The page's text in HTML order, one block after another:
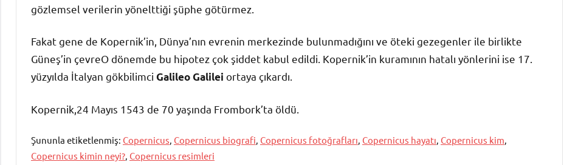
gözlemsel verilerin yönelttiği şüphe götürmez.
Fakat gene de Kopernik’in, Dünya’nın evrenin merkezinde bulunmadığını ve öteki gezegenler ile birlikte
Güneş’in çevreO dönemde bu hipotez çok şiddet kabul edildi. Kopernik’in kuramının hatalı yönlerini ise 17.
yüzyılda İtalyan gökbilimci Galileo Galilei ortaya çıkardı.
Kopernik,24 Mayıs 1543 de 70 yaşında Frombork’ta öldü.
Şununla etiketlenmiş: Copernicus, Copernicus biografi, Copernicus fotoğrafları, Copernicus hayatı, Copernicus kim,
Copernicus kimin neyi?, Copernicus resimleri